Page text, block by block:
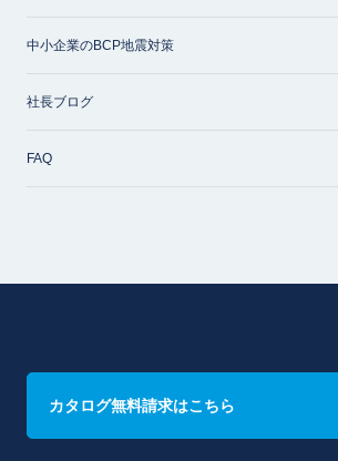
中小企業のBCP地震対策
社長ブログ
FAQ
カタログ無料請求はこちら